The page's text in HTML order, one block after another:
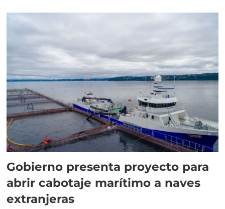
Gobierno presenta proyecto para
abrir cabotaje marítimo a naves
extranjeras